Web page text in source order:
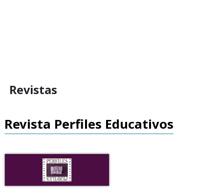
Revistas
Revista Perfiles Educativos